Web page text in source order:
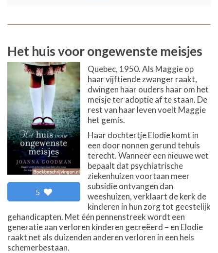
Het huis voor ongewenste meisjes
5
Quebec, 1950. Als Maggie op
haar vijftiende zwanger raakt,
dwingen haar ouders haar om het
meisje ter adoptie af te staan. De
rest van haar leven voelt Maggie
het gemis.
Haar dochtertje Elodie komt in
een door nonnen gerund tehuis
terecht. Wanneer een nieuwe wet
bepaalt dat psychiatrische
ziekenhuizen voortaan meer
subsidie ontvangen dan
weeshuizen, verklaart de kerk de
kinderen in hun zorg tot geestelijk
gehandicapten. Met één pennenstreek wordt een
generatie aan verloren kinderen gecreëerd – en Elodie
raakt net als duizenden anderen verloren in een hels
schemerbestaan.